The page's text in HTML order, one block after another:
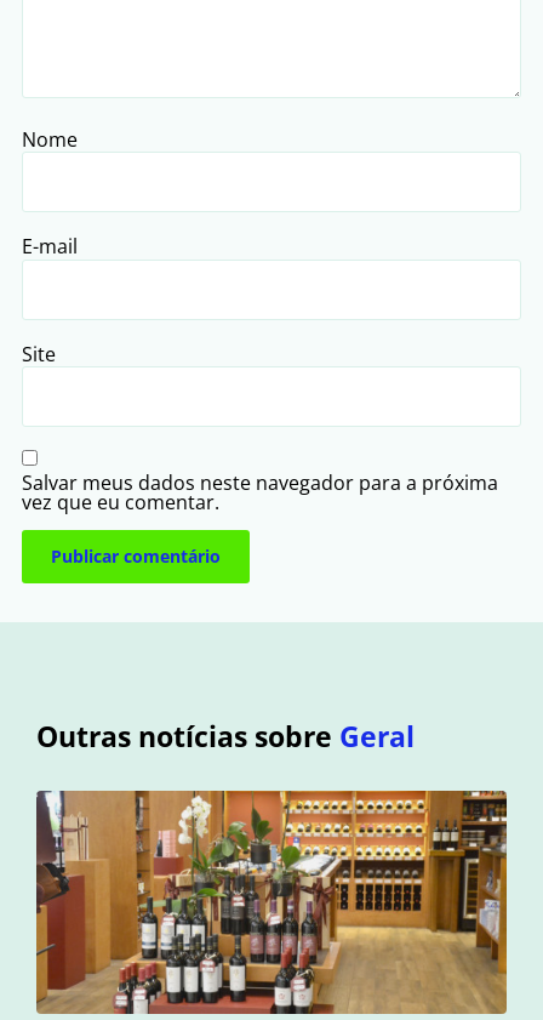
Nome
E-mail
Site
Salvar meus dados neste navegador para a próxima
vez que eu comentar.
Outras notícias sobre Geral